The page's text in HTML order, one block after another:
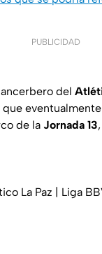
PUBLICIDAD
del
de la Jornada 13
La Paz | Liga